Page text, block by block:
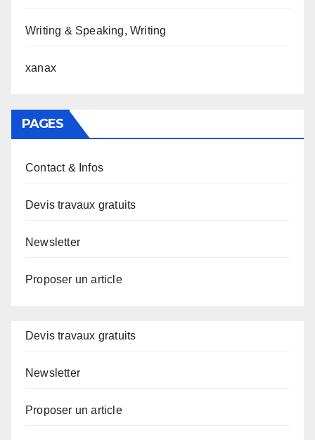
Writing & Speaking, Writing
xanax
PAGES
Contact & Infos
Devis travaux gratuits
Newsletter
Proposer un article
Devis travaux gratuits
Newsletter
Proposer un article